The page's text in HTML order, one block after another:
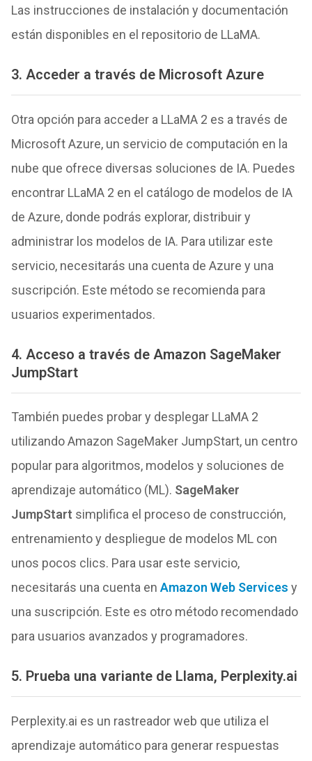
Las instrucciones de instalación y documentación
están disponibles en el repositorio de LLaMA.
3. Acceder a través de Microsoft Azure
Otra opción para acceder a LLaMA 2 es a través de
Microsoft Azure, un servicio de computación en la
nube que ofrece diversas soluciones de IA. Puedes
encontrar LLaMA 2 en el catálogo de modelos de IA
de Azure, donde podrás explorar, distribuir y
administrar los modelos de IA. Para utilizar este
servicio, necesitarás una cuenta de Azure y una
suscripción. Este método se recomienda para
usuarios experimentados.
4. Acceso a través de Amazon SageMaker
JumpStart
También puedes probar y desplegar LLaMA 2
utilizando Amazon SageMaker JumpStart, un centro
popular para algoritmos, modelos y soluciones de
aprendizaje automático (ML). SageMaker
JumpStart simplifica el proceso de construcción,
entrenamiento y despliegue de modelos ML con
unos pocos clics. Para usar este servicio,
necesitarás una cuenta en Amazon Web Services y
una suscripción. Este es otro método recomendado
para usuarios avanzados y programadores.
5. Prueba una variante de Llama, Perplexity.ai
Perplexity.ai es un rastreador web que utiliza el
aprendizaje automático para generar respuestas